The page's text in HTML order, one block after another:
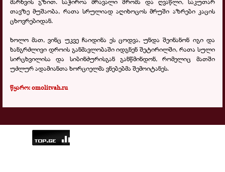
თავზე მუშაობა, რათა სრულიად აღიხოცოს მრუში აზრები კაცის
ცხოვრებიდან.
ხოლო მათ, ვინც უკვე ჩაიდინა ეს ცოდვა, უნდა შეინანონ იგი და
ხანგრძლივი დროის განმავლობაში იდგნენ შეტირილში, რათა სული
სირცხვილისა და სიბინძურისგან განწმინდონ, რომელიც მათში
უძლურ ადამიანთა ხორციელმა ვნებებმა შემოიტანეს.
წყარო: omolitvah.ru